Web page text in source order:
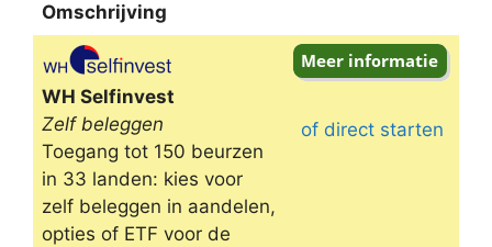
Omschrijving
Omschrijving
WH Selfinvest
Zelf beleggen
Toegang tot 150 beurzen
in 33 landen: kies voor
zelf beleggen in aandelen,
opties of ETF voor de
of direct starten